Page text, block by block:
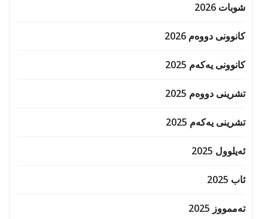
شوبات 2026
کانوونی دووەم 2026
کانوونی یەکەم 2025
تشرینی دووەم 2025
تشرینی یەکەم 2025
ئەیلوول 2025
ئاب 2025
تەممووز 2025